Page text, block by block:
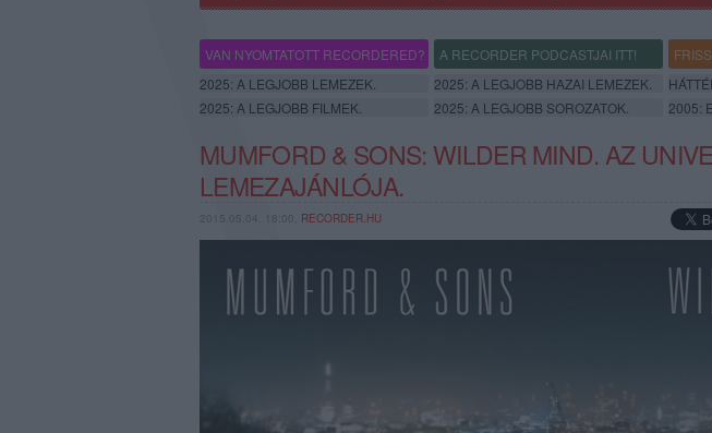
VAN NYOMTATOTT RECORDERED? A RECORDER PODCASTJAI ITT!
2025: A LEGJOBB LEMEZEK.
2025: A LEGJOBB HAZAI LEMEZEK.
2025: A LEGJOBB FILMEK.
2025: A LEGJOBB SOROZATOK. 2005:
MUMFORD & SONS: WILDER MIND. AZ
LEMEZAJÁNLÓJA.
2015.05.04. 18:00, RECORDER.HU